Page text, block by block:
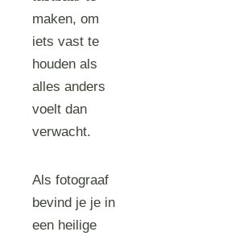
maken, om
iets vast te
houden als
alles anders
voelt dan
verwacht.
Als fotograaf
bevind je je in
een heilige